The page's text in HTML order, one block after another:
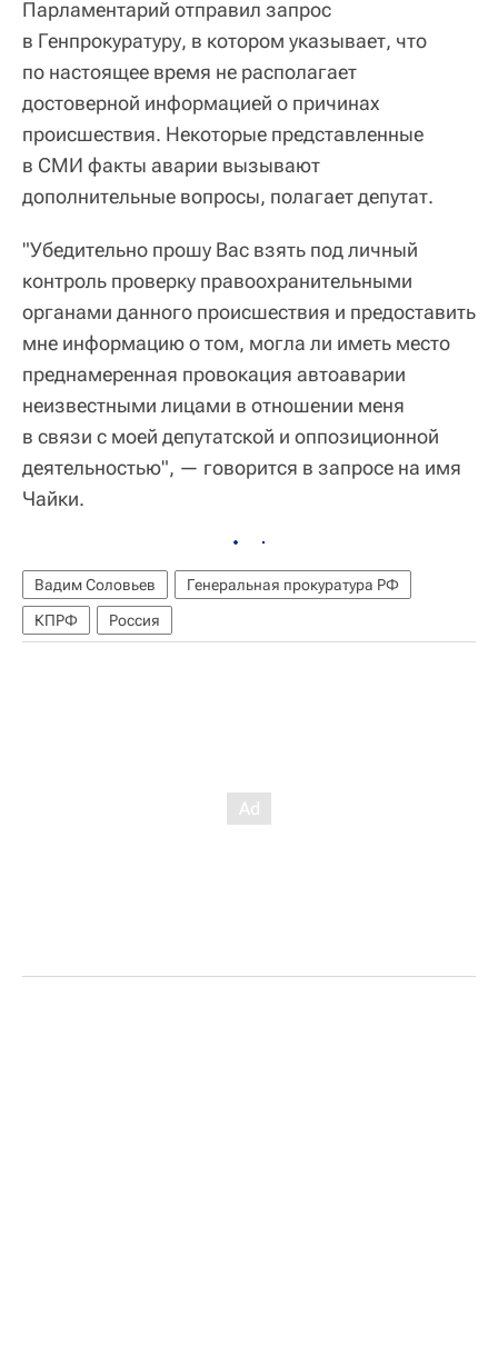
Парламентарий отправил запрос
в Генпрокуратуру, в котором указывает, что
по настоящее время не располагает
достоверной информацией о причинах
происшествия. Некоторые представленные
в СМИ факты аварии вызывают
дополнительные вопросы, полагает депутат.
"Убедительно прошу Вас взять под личный
контроль проверку правоохранительными
органами данного происшествия и предоставить
мне информацию о том, могла ли иметь место
преднамеренная провокация автоаварии
неизвестными лицами в отношении меня
в связи с моей депутатской и оппозиционной
деятельностью", — говорится в запросе на имя
Чайки.
Вадим Соловьев
Генеральная прокуратура РФ
КПРФ
Россия